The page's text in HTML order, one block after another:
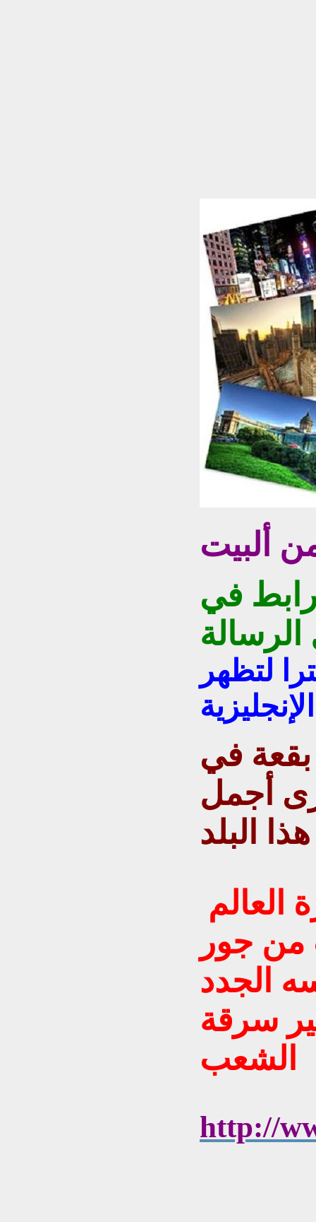
في
لتظهر
في
أجمل
البلد
العالم
من جور
الجدد
سرقة
الشعب
http://